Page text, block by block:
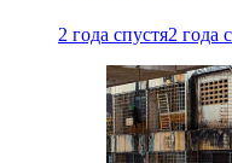
2 года спустя2 года